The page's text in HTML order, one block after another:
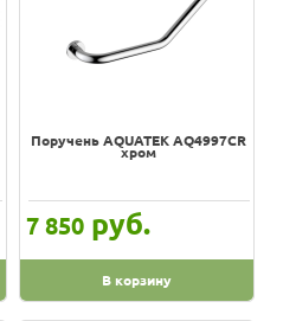
Поручень AQUATEK AQ4997CR
хром
7 850 руб.
В корзину